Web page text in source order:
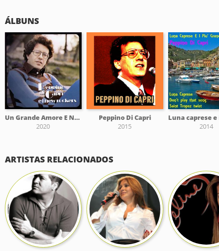
ÁLBUNS
Un Grande Amore E Niente Più, Feat I New Rockers
2020
Peppino Di Capri
2015
2014
ARTISTAS RELACIONADOS